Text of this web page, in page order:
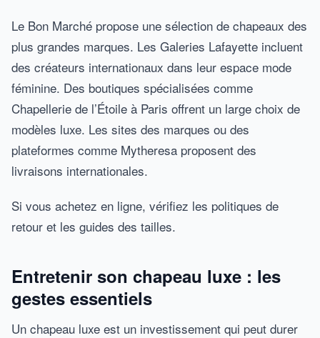
Le Bon Marché propose une sélection de chapeaux des
plus grandes marques. Les Galeries Lafayette incluent
des créateurs internationaux dans leur espace mode
féminine. Des boutiques spécialisées comme
Chapellerie de l’Étoile à Paris offrent un large choix de
modèles luxe. Les sites des marques ou des
plateformes comme Mytheresa proposent des
livraisons internationales.
Si vous achetez en ligne, vérifiez les politiques de
retour et les guides des tailles.
Entretenir son chapeau luxe : les
gestes essentiels
Un chapeau luxe est un investissement qui peut durer